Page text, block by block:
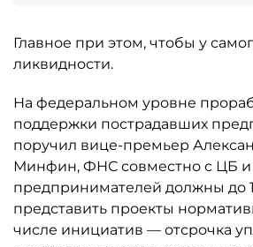
Главное при этом, чтобы у
ликвидности.
На федеральном уровне
поддержки пострадавших
поручил вице-премьер
Минфин, ФНС совместно с ЦБ
предпринимателей должны до
представить проекты
числе инициатив — отсрочка